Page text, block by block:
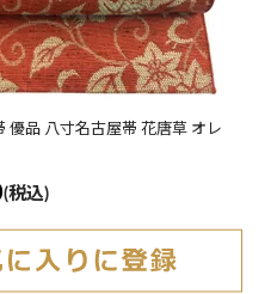
優品 八寸名古屋帯 花唐草 オレ
(税込)